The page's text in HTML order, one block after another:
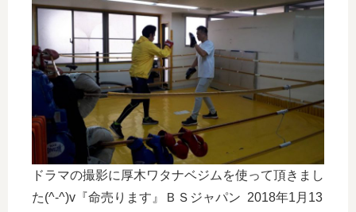
ドラマの撮影に厚木ワタナベジムを使って頂きまし
た(^-^)v『命売ります』ＢＳジャパン 2018年1月13